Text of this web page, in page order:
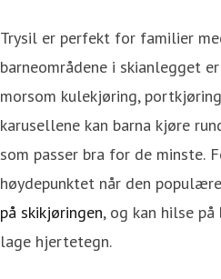
Trysil er perfekt for familier
barneområdene i skianlegget
morsom kulekjøring,
karusellene kan barna kjøre
som passer bra for de minste.
høydepunktet når den populære
på skikjøringen, og kan hilse
lage hjertetegn.